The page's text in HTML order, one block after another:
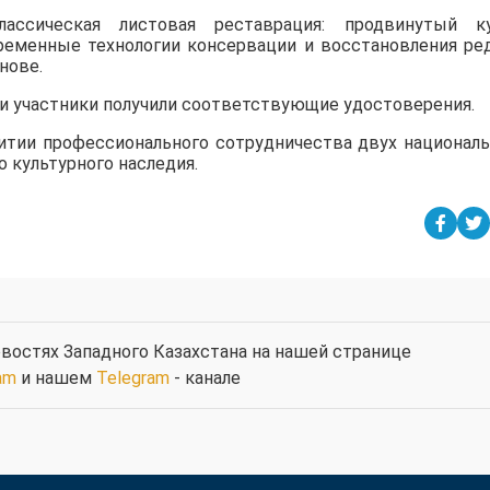
листовая реставрация: продвинутый
технологии консервации и восстановления
участники получили соответствующие удостоверения.
профессионального сотрудничества двух
наследия.
Западного Казахстана на нашей странице
и нашем Telegram- канале